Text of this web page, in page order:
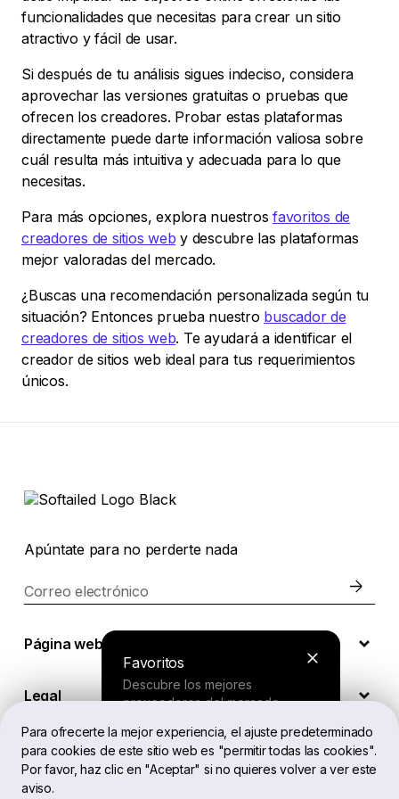
Para ofrecerte la mejor experiencia, el ajuste predeterminado
para cookies de este sitio web es "permitir todas las cookies".
Por favor, haz clic en "Aceptar" si no quieres volver a ver este
aviso.
funcionalidades que necesitas para crear un sitio
atractivo y fácil de usar.
Si después de tu análisis sigues indeciso, considera
aprovechar las versiones gratuitas o pruebas que
ofrecen los creadores. Probar estas plataformas
directamente puede darte información valiosa sobre
cuál resulta más intuitiva y adecuada para lo que
necesitas.
Para más opciones, explora nuestros favoritos de
creadores de sitios web y descubre las plataformas
mejor valoradas del mercado.
¿Buscas una recomendación personalizada según tu
situación? Entonces prueba nuestro buscador de
creadores de sitios web. Te ayudará a identificar el
creador de sitios web ideal para tus requerimientos
únicos.
Favoritos
Descubre los mejores
proveedores del mercado.
Buscador
Apúntate para no perderte nada
Correo electrónico
Página web
Legal
ES